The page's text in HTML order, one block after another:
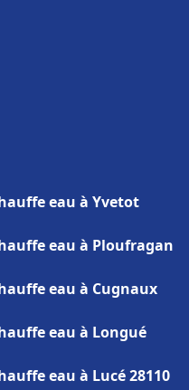
eau à Yvetot
eau à Ploufragan
eau à Cugnaux
eau à Longué
eau à Lucé 28110